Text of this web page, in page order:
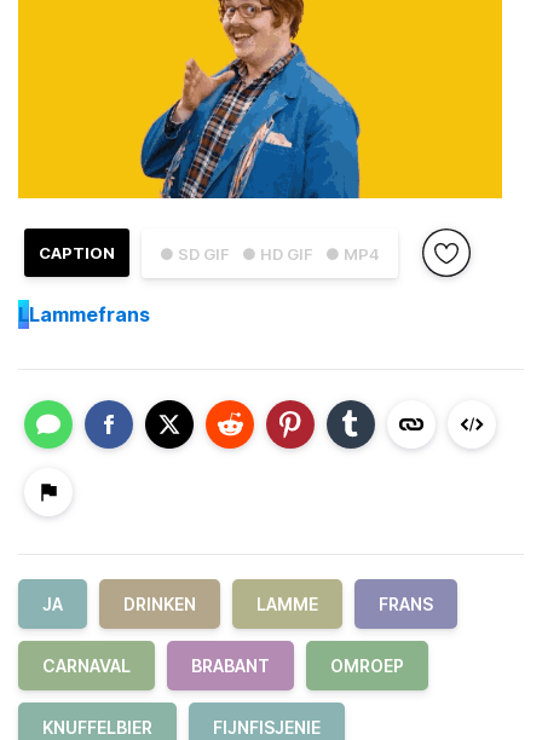
● SD GIF ● HD GIF ● MP4
CAPTION
LLammefrans
JA DRINKEN LAMME FRANS
CARNAVAL BRABANT OMROEP
KNUFFELBIER FIJNFISJENIE